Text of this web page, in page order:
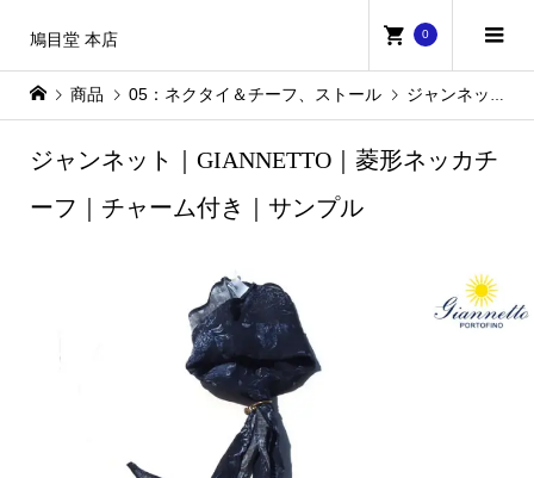
鳩目堂 本店 0
商品 05：ネクタイ＆チーフ、ストール ジャンネット｜GIANNETTO｜菱形ネッカチーフ｜チャーム付き｜サンプル
ジャンネット｜GIANNETTO｜菱形ネッカチ
ーフ｜チャーム付き｜サンプル